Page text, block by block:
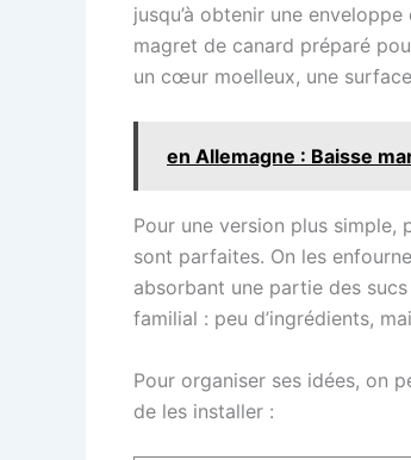
jusqu’à obtenir une
magret de canard préparé
un cœur moelleux, une
en Allemagne : Baisse
Pour une version plus
sont parfaites. On les
absorbant une partie des
familial : peu d’ingrédients,
Pour organiser ses idées, on
de les installer :